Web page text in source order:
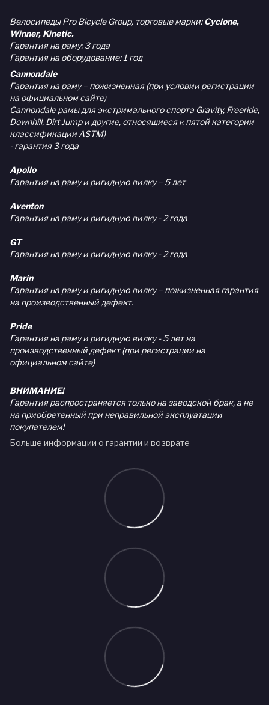
Велосипеды Pro Bicycle Group, торговые марки:Cyclone,
Winner, Kinetic.
Гарантия на раму: 3 года
Гарантия на оборудование: 1 год
Cannondale
Гарантия на раму – пожизненная (при условии регистрации
на официальном сайте)
Cannondale рамы для экстримального спорта Gravity, Freeride,
Downhill, Dirt Jump и другие, относящиеся к пятой категории
классификации ASTM)
- гарантия 3 года
Apollo
Гарантия на раму и ригидную вилку – 5 лет
Aventon
Гарантия на раму и ригидную вилку - 2 года
GT
Гарантия на раму и ригидную вилку - 2 года
Marin
Гарантия на раму и ригидную вилку – пожизненная гарантия
на производственный дефект.
Pride
Гарантия на раму и ригидную вилку - 5 лет на
производственный дефект (при регистрации на
официальном сайте)
ВНИМАНИЕ!
Гарантия распространяется только на заводской брак, а не
на приобретенный при неправильной эксплуатации
покупателем!
Больше информации о гарантии и возврате